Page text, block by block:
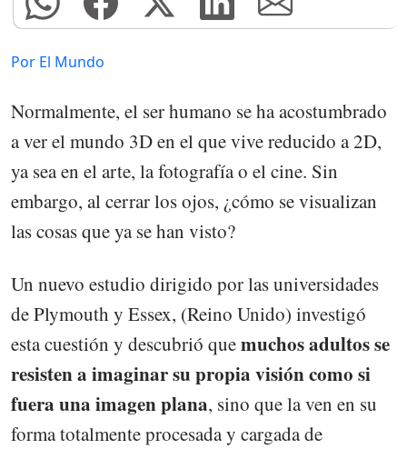
Por El Mundo
Normalmente, el ser humano se ha acostumbrado
a ver el mundo 3D en el que vive reducido a 2D,
ya sea en el arte, la fotografía o el cine. Sin
embargo, al cerrar los ojos, ¿cómo se visualizan
las cosas que ya se han visto?
Un nuevo estudio dirigido por las universidades
de Plymouth y Essex, (Reino Unido) investigó
esta cuestión y descubrió quemuchos adultos se
resisten a imaginar su propia visión como si
fuera una imagen plana, sino que la ven en su
forma totalmente procesada y cargada de